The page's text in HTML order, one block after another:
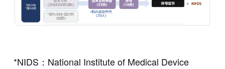
*NIDS：National Institute of Medical Device